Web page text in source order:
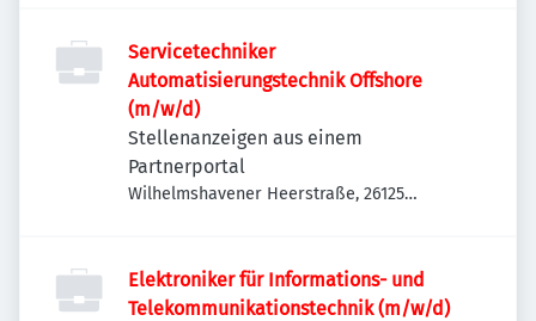
Servicetechniker
Automatisierungstechnik Offshore
(m/w/d)
Stellenanzeigen aus einem
Partnerportal
Wilhelmshavener Heerstraße, 26125
Elektroniker für Informations- und
Telekommunikationstechnik (m/w/d)